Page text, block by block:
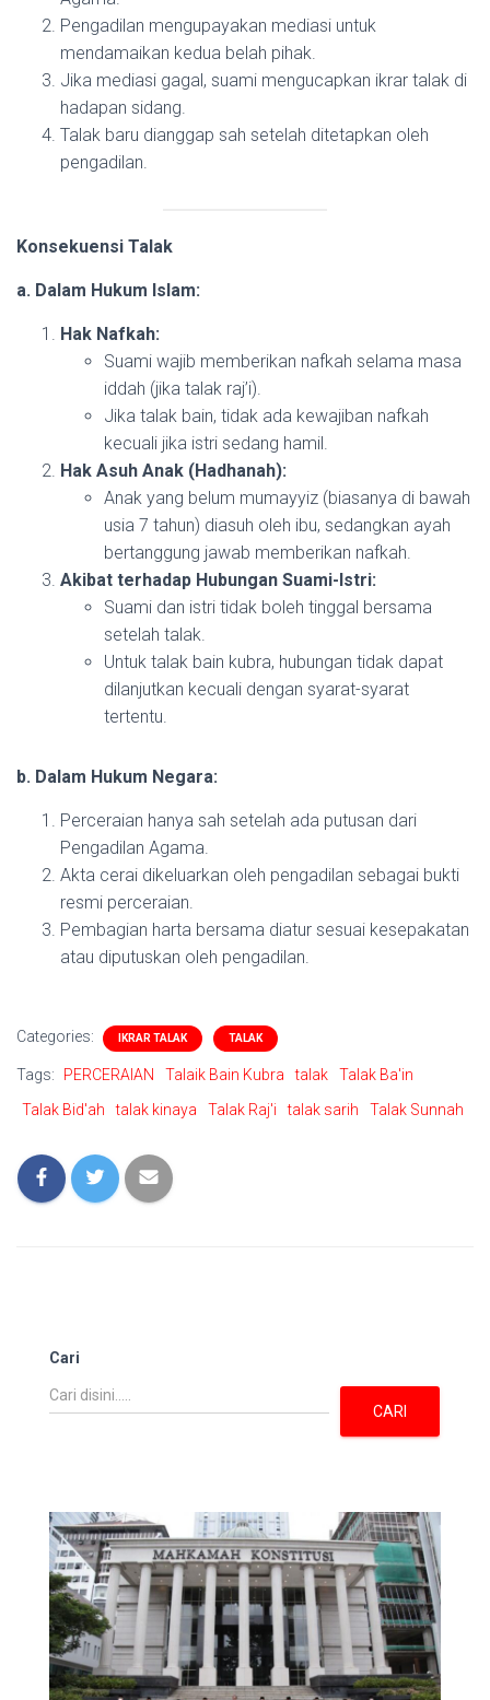
Pengadilan mengupayakan mediasi untuk
mendamaikan kedua belah pihak.
Jika mediasi gagal, suami mengucapkan ikrar talak di
hadapan sidang.
Talak baru dianggap sah setelah ditetapkan oleh
pengadilan.
Konsekuensi Talak
a. Dalam Hukum Islam:
Hak Nafkah:
Suami wajib memberikan nafkah selama masa
iddah (jika talak raj’i).
Jika talak bain, tidak ada kewajiban nafkah
kecuali jika istri sedang hamil.
Hak Asuh Anak (Hadhanah):
Anak yang belum mumayyiz (biasanya di bawah
usia 7 tahun) diasuh oleh ibu, sedangkan ayah
bertanggung jawab memberikan nafkah.
Akibat terhadap Hubungan Suami-Istri:
Suami dan istri tidak boleh tinggal bersama
setelah talak.
Untuk talak bain kubra, hubungan tidak dapat
dilanjutkan kecuali dengan syarat-syarat
tertentu.
b. Dalam Hukum Negara:
Perceraian hanya sah setelah ada putusan dari
Pengadilan Agama.
Akta cerai dikeluarkan oleh pengadilan sebagai bukti
resmi perceraian.
Pembagian harta bersama diatur sesuai kesepakatan
atau diputuskan oleh pengadilan.
Categories: IKRAR TALAK TALAK
Tags: PERCERAIAN Talaik Bain Kubra talak
Talak Ba'in
Talak Bid'ah
talak kinaya Talak Raj'i talak sarih Talak Sunnah
Cari
CARI